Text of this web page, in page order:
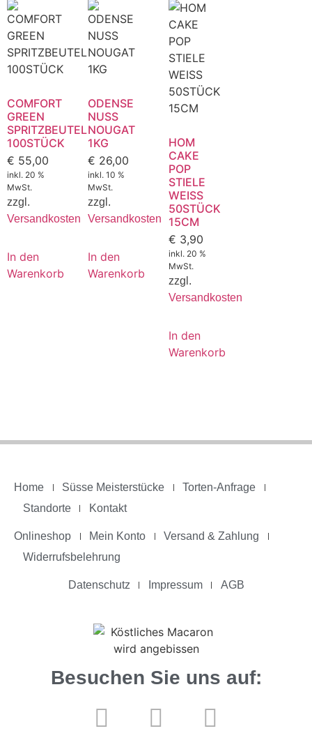
COMFORT
GREEN
SPRITZBEUTEL
100STÜCK
€ 55,00
inkl. 20 %
MwSt.
zzgl.
Versandkosten
In den
Warenkorb
ODENSE
NUSS
NOUGAT
1KG
€ 26,00
inkl. 10 %
MwSt.
zzgl.
Versandkosten
In den
Warenkorb
HOM
CAKE
POP
STIELE
WEISS
50STÜCK
15CM
€ 3,90
inkl. 20 %
MwSt.
zzgl.
Versandkosten
In den
Warenkorb
Home Süsse Meisterstücke
Torten-Anfrage
Standorte
Kontakt
Onlineshop Mein Konto
Versand & Zahlung
Widerrufsbelehrung
Datenschutz Impressum AGB
Besuchen Sie uns auf: